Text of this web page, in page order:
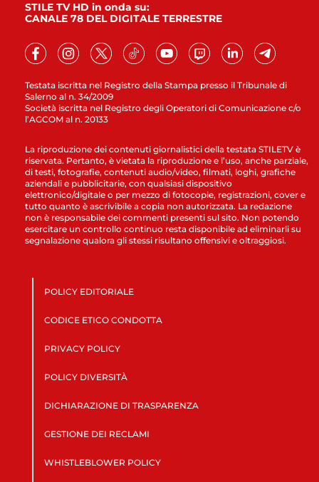
Testata iscritta nel Registro della Stampa presso il Tribunale di
Salerno al n. 34/2009
Società iscritta nel Registro degli Operatori di Comunicazione c/o
l’AGCOM al n. 20133
STILE TV HD in onda su:
CANALE 78 DEL DIGITALE TERRESTRE
La riproduzione dei contenuti giornalistici della testata STILETV è
riservata. Pertanto, è vietata la riproduzione e l’uso, anche parziale,
di testi, fotografie, contenuti audio/video, filmati, loghi, grafiche
aziendali e pubblicitarie, con qualsiasi dispositivo
elettronico/digitale o per mezzo di fotocopie, registrazioni, cover e
tutto quanto è ascrivibile a copia non autorizzata. La redazione
non è responsabile dei commenti presenti sul sito. Non potendo
esercitare un controllo continuo resta disponibile ad eliminarli su
segnalazione qualora gli stessi risultano offensivi e oltraggiosi.
POLICY EDITORIALE
CODICE ETICO CONDOTTA
PRIVACY POLICY
POLICY DIVERSITÀ
DICHIARAZIONE DI TRASPARENZA
GESTIONE DEI RECLAMI
WHISTLEBLOWER POLICY